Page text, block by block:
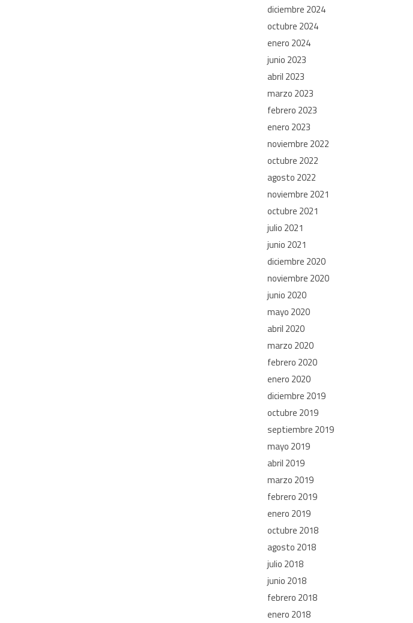
diciembre 2024
octubre 2024
enero 2024
junio 2023
abril 2023
marzo 2023
febrero 2023
enero 2023
noviembre 2022
octubre 2022
agosto 2022
noviembre 2021
octubre 2021
julio 2021
junio 2021
diciembre 2020
noviembre 2020
junio 2020
mayo 2020
abril 2020
marzo 2020
febrero 2020
enero 2020
diciembre 2019
octubre 2019
septiembre 2019
mayo 2019
abril 2019
marzo 2019
febrero 2019
enero 2019
octubre 2018
agosto 2018
julio 2018
junio 2018
febrero 2018
enero 2018